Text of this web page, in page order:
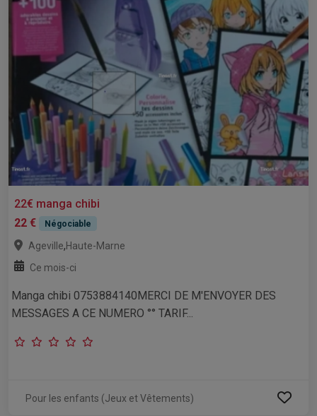
22€ manga chibi
22 €
Négociable
Ageville,Haute-Marne
Ce mois-ci
Manga chibi 0753884140MERCI DE M'ENVOYER DES
MESSAGES A CE NUMERO °° TARIF...
Pour les enfants (Jeux et Vêtements)